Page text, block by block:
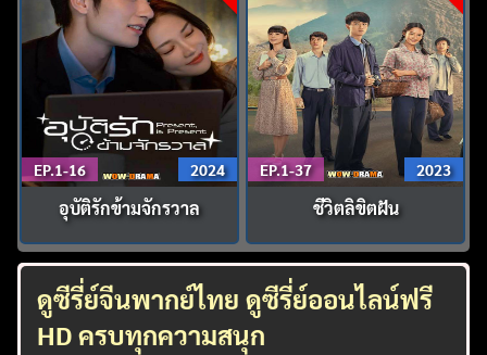
EP.1-16 2024
อุบัติรักข้ามจักรวาล
EP.1-37 2023
ชีวิตลิขิตฝัน
ดูซีรี่ย์จีนพากย์ไทย ดูซีรี่ย์ออนไลน์ฟรี
HD ครบทุกความสนุก